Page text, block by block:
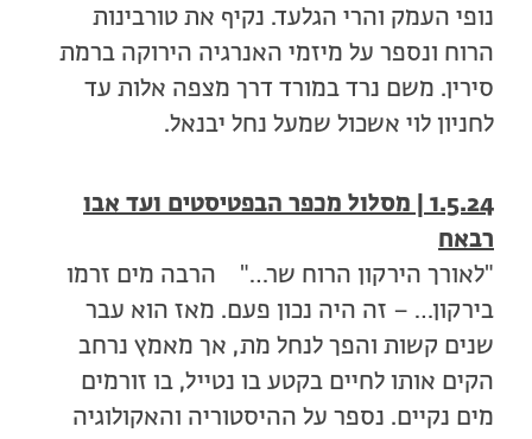
נופי העמק והרי הגלעד. נקיף את טורבינות
הרוח ונספר על מיזמי האנרגיה הירוקה ברמת
סירין. משם נרד במורד דרך מצפה אלות עד
לחניון לוי אשכול שמעל נחל יבנאל.
1.5.24 | מסלול מכפר הבפטיסטים ועד אבו
רבאח
"לאורך הירקון הרוח שר…" הרבה מים זרמו
בירקון… – זה היה נכון פעם. מאז הוא עבר
שנים קשות והפך לנחל מת, אך מאמץ נרחב
הקים אותו לחיים בקטע בו נטייל, בו זורמים
מים נקיים. נספר על ההיסטוריה והאקולוגיה